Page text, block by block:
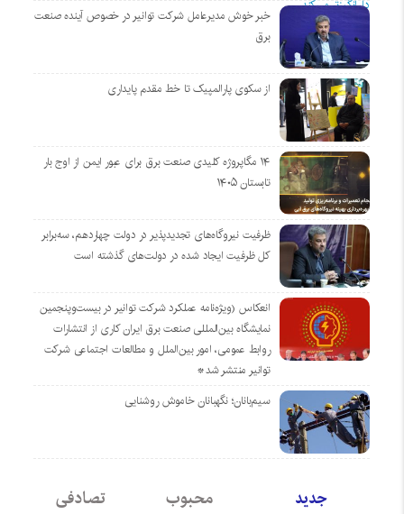
خبر خوش مدیرعامل شرکت توانیر در خصوص آینده صنعت
برق
از سکوی پارالمپیک تا خط مقدم پایداری
۱۴ مگاپروژه‌ کلیدی صنعت برق برای عبور ایمن از اوج بار
تابستان ۱۴۰۵
ظرفیت نیروگاه‌های تجدیدپذیر در دولت چهاردهم، سه‌برابر
کل ظرفیت ایجاد شده در دولت‌های گذشته است
انعکاس (ویژه‌نامه عملکرد شرکت توانیر در بیست‌وپنجمین
نمایشگاه بین‌المللی صنعت برق ایران کاری از انتشارات
روابط عمومی، امور بین‌الملل و مطالعات اجتماعی شرکت
توانیر منتشر شد*
سیم‌بانان؛ نگهبانان خاموش روشنایی
جدید محبوب تصادفی